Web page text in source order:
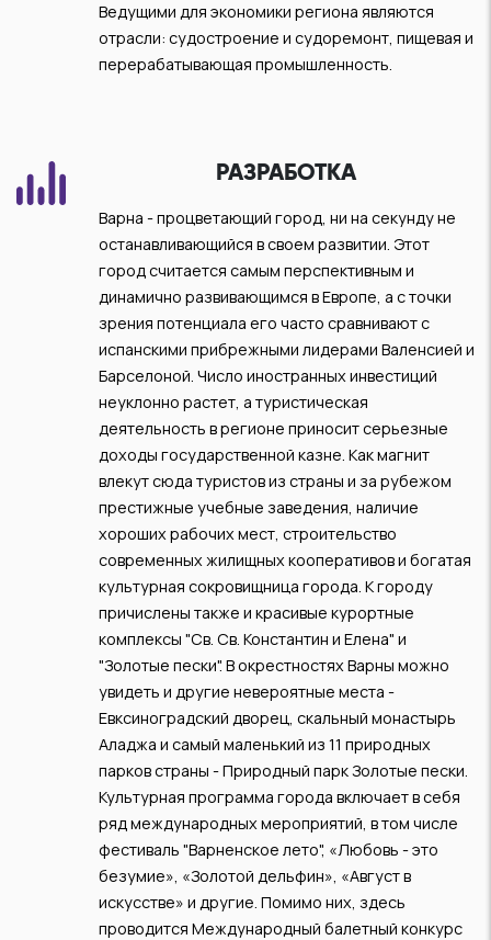
Ведущими для экономики региона являются
отрасли: судостроение и судоремонт, пищевая и
перерабатывающая промышленность.
РАЗРАБОТКА
Варна - процветающий город, ни на секунду не
останавливающийся в своем развитии. Этот
город считается самым перспективным и
динамично развивающимся в Европе, а с точки
зрения потенциала его часто сравнивают с
испанскими прибрежными лидерами Валенсией и
Барселоной. Число иностранных инвестиций
неуклонно растет, а туристическая
деятельность в регионе приносит серьезные
доходы государственной казне. Как магнит
влекут сюда туристов из страны и за рубежом
престижные учебные заведения, наличие
хороших рабочих мест, строительство
современных жилищных кооперативов и богатая
культурная сокровищница города. К городу
причислены также и красивые курортные
комплексы "Св. Св. Константин и Елена" и
"Золотые пески". В окрестностях Варны можно
увидеть и другие невероятные места -
Евксиноградский дворец, скальный монастырь
Аладжа и самый маленький из 11 природных
парков страны - Природный парк Золотые пески.
Культурная программа города включает в себя
ряд международных мероприятий, в том числе
фестиваль "Варненское лето", «Любовь - это
безумие», «Золотой дельфин», «Август в
искусстве» и другие. Помимо них, здесь
проводится Международный балетный конкурс